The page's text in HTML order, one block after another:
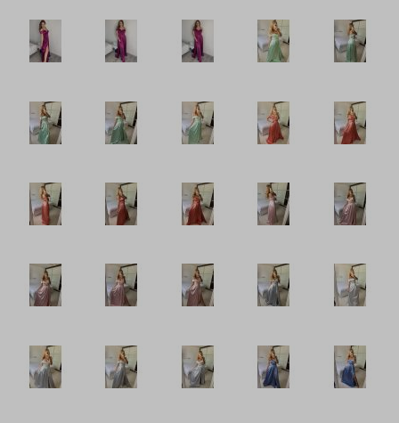
Šaty romantické
Šaty sametové
Šaty šifonové
Šaty Silvestrovské
Šaty plesové krátké
Šaty plesové dlouhé
Šaty svatební
Šaty sportovní
Šaty volnočasové
Šaty volnočasové